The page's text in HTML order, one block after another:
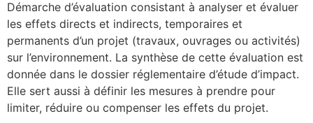
Démarche d’évaluation consistant à analyser et évaluer
les effets directs et indirects, temporaires et
permanents d’un projet (travaux, ouvrages ou activités)
sur l’environnement. La synthèse de cette évaluation est
donnée dans le dossier réglementaire d’étude d’impact.
Elle sert aussi à définir les mesures à prendre pour
limiter, réduire ou compenser les effets du projet.